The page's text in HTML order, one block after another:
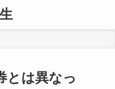
とは異なっ